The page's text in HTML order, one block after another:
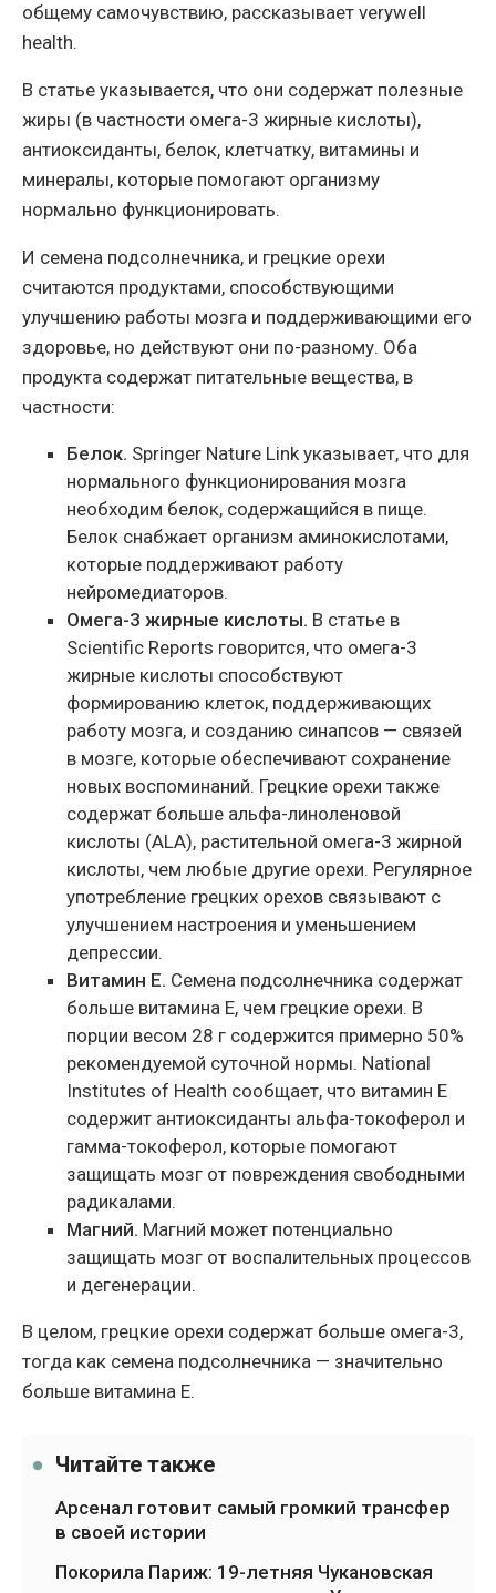
общему самочувствию, рассказывает verywell
health.
В статье указывается, что они содержат полезные
жиры (в частности омега-3 жирные кислоты),
антиоксиданты, белок, клетчатку, витамины и
минералы, которые помогают организму
нормально функционировать.
И семена подсолнечника, и грецкие орехи
считаются продуктами, способствующими
улучшению работы мозга и поддерживающими его
здоровье, но действуют они по-разному. Оба
продукта содержат питательные вещества, в
частности:
Белок. Springer Nature Link указывает, что для
нормального функционирования мозга
необходим белок, содержащийся в пище.
Белок снабжает организм аминокислотами,
которые поддерживают работу
нейромедиаторов.
Омега-3 жирные кислоты. В статье в
Scientific Reports говорится, что омега-3
жирные кислоты способствуют
формированию клеток, поддерживающих
работу мозга, и созданию синапсов — связей
в мозге, которые обеспечивают сохранение
новых воспоминаний. Грецкие орехи также
содержат больше альфа-линоленовой
кислоты (ALA), растительной омега-3 жирной
кислоты, чем любые другие орехи. Регулярное
употребление грецких орехов связывают с
улучшением настроения и уменьшением
депрессии.
Витамин Е. Семена подсолнечника содержат
больше витамина Е, чем грецкие орехи. В
порции весом 28 г содержится примерно 50%
рекомендуемой суточной нормы. National
Institutes of Health сообщает, что витамин Е
содержит антиоксиданты альфа-токоферол и
гамма-токоферол, которые помогают
защищать мозг от повреждения свободными
радикалами.
Магний. Магний может потенциально
защищать мозг от воспалительных процессов
и дегенерации.
В целом, грецкие орехи содержат больше омега-3,
тогда как семена подсолнечника — значительно
больше витамина Е.
Читайте также
Арсенал готовит самый громкий трансфер
в своей истории
Покорила Париж: 19-летняя Чукановская